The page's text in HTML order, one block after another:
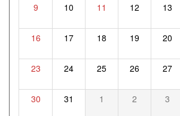
9 10 11 12 13
16 17 18 19 20
23 24 25 26 27
30 31 1 2 3